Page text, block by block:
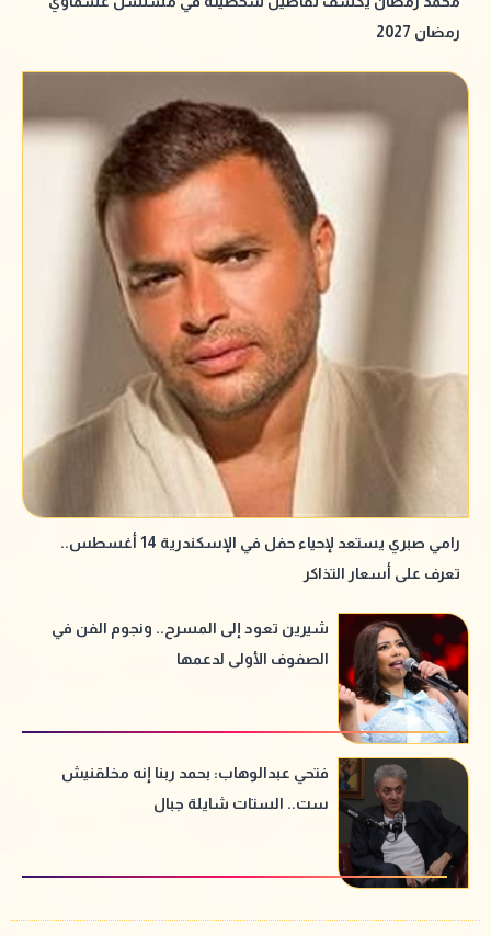
رمضان 2027
رامي صبري يستعد لإحياء حفل في الإسكندرية 14 أغسطس..
تعرف على أسعار التذاكر
شيرين تعود إلى المسرح.. ونجوم الفن في
الصفوف الأولى لدعمها
فتحي عبدالوهاب: بحمد ربنا إنه مخلقنيش
ست.. الستات شايلة جبال